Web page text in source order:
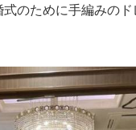
のために手編みの